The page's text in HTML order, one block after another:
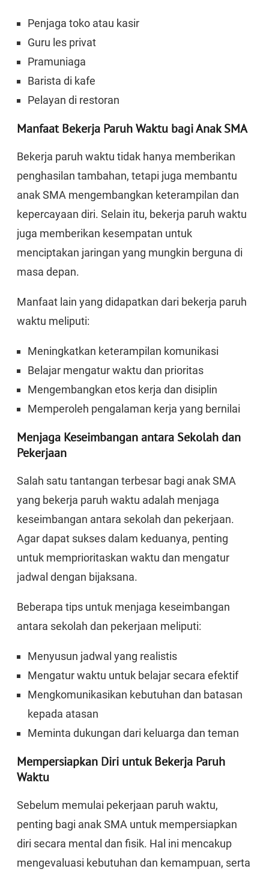
Penjaga toko atau kasir
Guru les privat
Pramuniaga
Barista di kafe
Pelayan di restoran
Manfaat Bekerja Paruh Waktu bagi Anak SMA
Bekerja paruh waktu tidak hanya memberikan
penghasilan tambahan, tetapi juga membantu
anak SMA mengembangkan keterampilan dan
kepercayaan diri. Selain itu, bekerja paruh waktu
juga memberikan kesempatan untuk
menciptakan jaringan yang mungkin berguna di
masa depan.
Manfaat lain yang didapatkan dari bekerja paruh
waktu meliputi:
Meningkatkan keterampilan komunikasi
Belajar mengatur waktu dan prioritas
Mengembangkan etos kerja dan disiplin
Memperoleh pengalaman kerja yang bernilai
Menjaga Keseimbangan antara Sekolah dan
Pekerjaan
Salah satu tantangan terbesar bagi anak SMA
yang bekerja paruh waktu adalah menjaga
keseimbangan antara sekolah dan pekerjaan.
Agar dapat sukses dalam keduanya, penting
untuk memprioritaskan waktu dan mengatur
jadwal dengan bijaksana.
Beberapa tips untuk menjaga keseimbangan
antara sekolah dan pekerjaan meliputi:
Menyusun jadwal yang realistis
Mengatur waktu untuk belajar secara efektif
Mengkomunikasikan kebutuhan dan batasan
kepada atasan
Meminta dukungan dari keluarga dan teman
Mempersiapkan Diri untuk Bekerja Paruh
Waktu
Sebelum memulai pekerjaan paruh waktu,
penting bagi anak SMA untuk mempersiapkan
diri secara mental dan fisik. Hal ini mencakup
mengevaluasi kebutuhan dan kemampuan, serta